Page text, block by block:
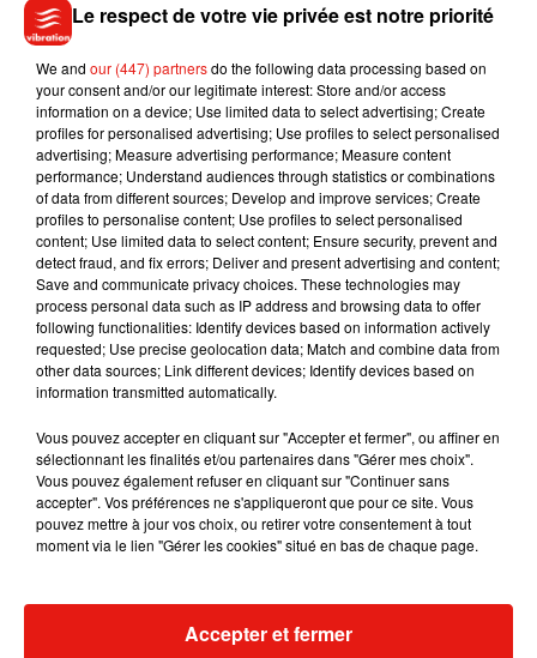
Musique
7 août 2026
Julien Lieb s’essaye à la vie de chatelain
dans son nouveau clip
7 août 2026
Madonna sort enfin le remix de « Love
Sensation » avec Kylie Minogue
7 août 2026
Tayc et Didi B dévoilent le single le plus
dansant de l’année
7 août 2026
Angèle et Amélie Lens dévoilent leur
collaboration tant attendue
Le respect de votre vie privée est notre priorité
We and our (447) partnersdo the following data processing based on
your consent and/or our legitimate interest: Store and/or access
information on a device; Use limited data to select advertising; Create
profiles for personalised advertising; Use profiles to select personalised
advertising; Measure advertising performance; Measure content
performance; Understand audiences through statistics or combinations
of data from different sources; Develop and improve services; Create
profiles to personalise content; Use profiles to select personalised
content; Use limited data to select content; Ensure security, prevent and
detect fraud, and fix errors; Deliver and present advertising and content;
Save and communicate privacy choices. These technologies may
process personal data such as IP address and browsing data to offer
following functionalities: Identify devices based on information actively
requested; Use precise geolocation data; Match and combine data from
other data sources; Link different devices; Identify devices based on
information transmitted automatically.
Vous pouvez accepter en cliquant sur "Accepter et fermer", ou affiner en
sélectionnant les finalités et/ou partenaires dans "Gérer mes choix".
Vous pouvez également refuser en cliquant sur "Continuer sans
accepter". Vos préférences ne s'appliqueront que pour ce site. Vous
pouvez mettre à jour vos choix, ou retirer votre consentement à tout
moment via le lien "Gérer les cookies" situé en bas de chaque page.
Accepter et fermer